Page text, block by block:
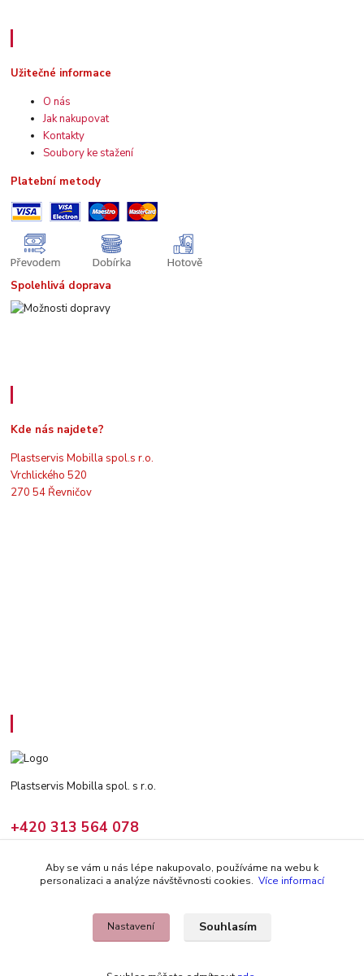
Užitečné informace
O nás
Jak nakupovat
Kontakty
Soubory ke stažení
Platební metody
Spolehlivá doprava
Kde nás najdete?
Plastservis Mobilla spol.s r.o.
Vrchlického 520
270 54 Řevničov
Plastservis Mobilla spol. s r.o.
+420 313 564 078
(Po - Pá: 6 - 14:30 hod)
prodej@climair.cz
Aby se vám u nás lépe nakupovalo, používáme na webu k
personalizaci a analýze návštěvnosti cookies. Více informací
Nastavení Souhlasím